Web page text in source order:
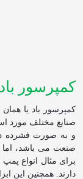
کمپرسور
کمپرسور باد یا
صنایع مختلف مورد
و به صورت فشرده
صنعت می باشد، اما
برای مثال انواع
دارند. همچنین این